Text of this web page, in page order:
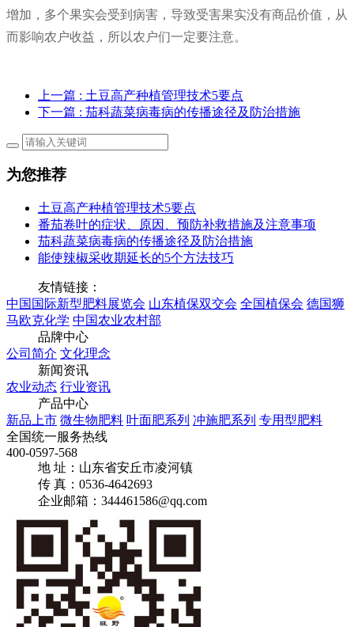
增加，多个果实会受到病害，导致受害果实没有商品价值，从
而影响农户收益，所以农户们一定要注意。
上一篇 : 土豆高产种植管理技术5要点
下一篇 : 茄科蔬菜病毒病的传播途径及防治措施
为您推荐
土豆高产种植管理技术5要点
番茄卷叶的症状、原因、预防补救措施及注意事项
茄科蔬菜病毒病的传播途径及防治措施
能使辣椒采收期延长的5个方法技巧
友情链接：
中国国际新型肥料展览会 山东植保双交会 全国植保会 德国狮
马欧克化学 中国农业农村部
品牌中心
公司简介 文化理念
新闻资讯
农业动态 行业资讯
产品中心
新品上市 微生物肥料 叶面肥系列 冲施肥系列 专用型肥料
全国统一服务热线
400-0597-568
地 址：山东省安丘市凌河镇
传 真：0536-4642693
企业邮箱：344461586@qq.com